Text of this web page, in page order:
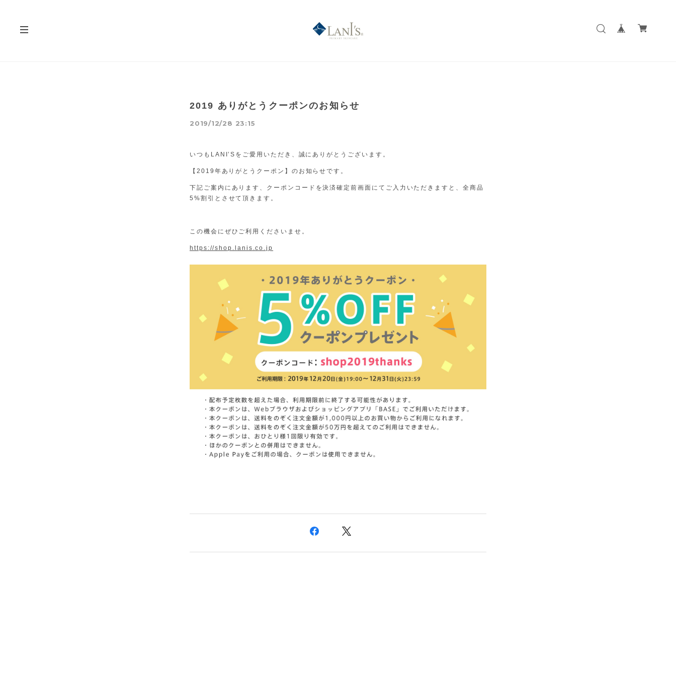
2019 ありがとうクーポンのお知らせ
2019/12/28 23:15
いつもLANI’Sをご愛用いただき、誠にありがとうございます。
【2019年ありがとうクーポン】のお知らせです。
下記ご案内にあります、クーポンコードを決済確定前画面にてご入力いただきますと、全商品
5%割引とさせて頂きます。
この機会にぜひご利用くださいませ。
https://shop.lanis.co.jp